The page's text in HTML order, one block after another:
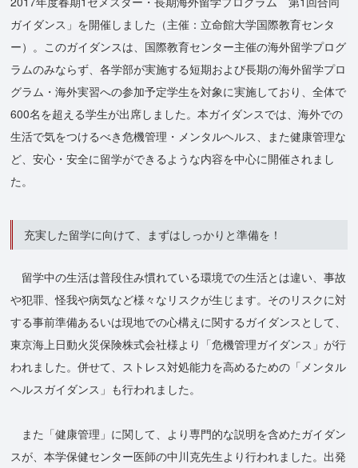
ガイダンス」を開催しました（主催：立命館大学国際教育センタ
ー）。このガイダンスは、国際教育センター主催の海外留学プログ
ラムのみならず、各学部が実施する短期および長期の海外留学プロ
グラム・海外実習への参加予定学生を対象に実施しており、全体で
600名を超える学生が出席しました。本ガイダンスでは、海外での
生活で気をつけるべき危機管理・メンタルヘルス、また健康管理な
ど、安心・安全に留学ができるような内容を中心に開催されまし
た。
充実した留学に向けて、まずはしっかりと準備を！
留学中の生活は普段住み慣れている環境での生活とは違い、事故
や犯罪、怪我や病気など様々なリスクが生じます。そのリスクに対
する事前準備あるいは現地での心構えに関するガイダンスとして、
東京海上日動火災保険株式会社様より「危機管理ガイダンス」が行
われました。併せて、ストレス対処能力を高めるための「メンタル
ヘルスガイダンス」も行われました。
また「健康管理」に関して、より専門的な説明を含めたガイダン
スが、本学保健センター医師の中川克先生より行われました。出発